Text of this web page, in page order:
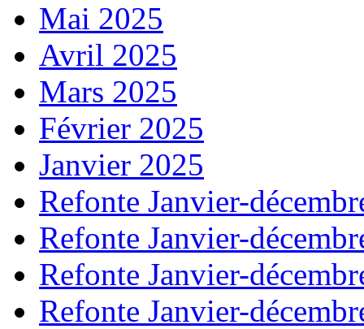
Mai 2025
Avril 2025
Mars 2025
Février 2025
Janvier 2025
Refonte Janvier-
Refonte Janvier-
Refonte Janvier-
Refonte Janvier-